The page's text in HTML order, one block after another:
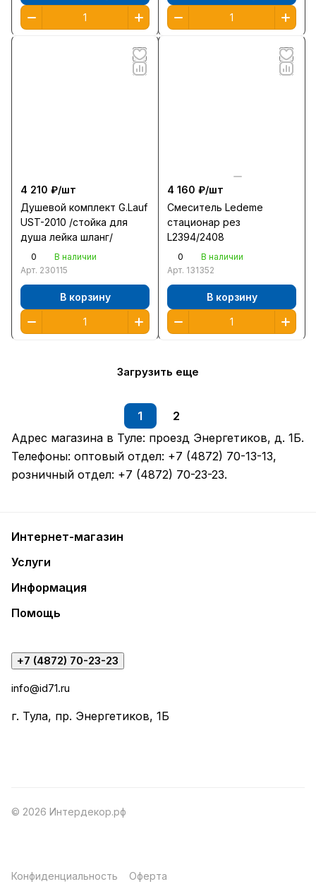
4 210 ₽/шт
Душевой комплект G.Lauf
UST-2010 /стойка для
душа лейка шланг/
0
В наличии
Арт. 230115
В корзину
4 160 ₽/шт
Смеситель Ledeme
стационар рез
L2394/2408
0
В наличии
Арт. 131352
В корзину
Загрузить еще
1
2
Адрес магазина в Туле: проезд Энергетиков, д. 1Б.
Телефоны: оптовый отдел: +7 (4872) 70-13-13,
розничный отдел: +7 (4872) 70-23-23.
Интернет-магазин
Услуги
Информация
Помощь
+7 (4872) 70-23-23
info@id71.ru
г. Тула, пр. Энергетиков, 1Б
© 2026 Интердекор.рф
Конфиденциальность Оферта